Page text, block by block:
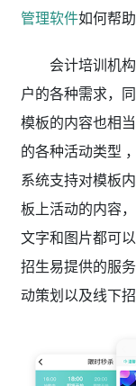
管理软件如何帮
会计培训机
户的各种需求，
模板的内容也相
的各种活动类型
系统支持对模板
板上活动的内容
文字和图片都可
招生易提供的服
动策划以及线下招